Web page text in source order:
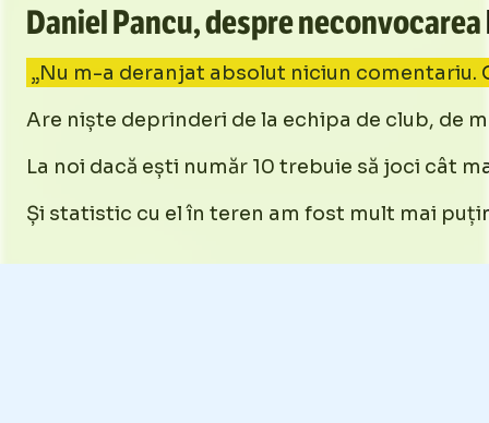
Daniel Pancu, despre
„Nu m-a deranjat absolut niciun comentariu.
Are niște deprinderi de la echipa de club, de
La noi dacă ești număr 10 trebuie să joci cât
Și statistic cu el în teren am fost mult mai